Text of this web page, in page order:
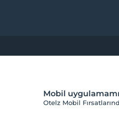
Mobil
Otelz Mobil